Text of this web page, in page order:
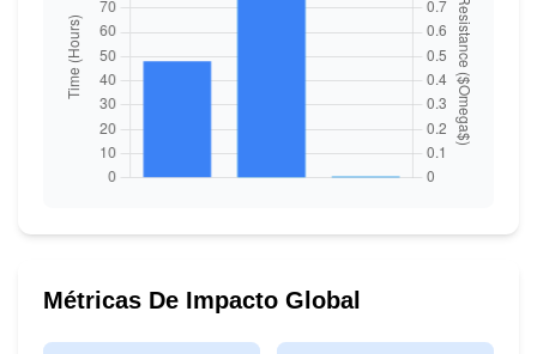
Métricas De Impacto Global